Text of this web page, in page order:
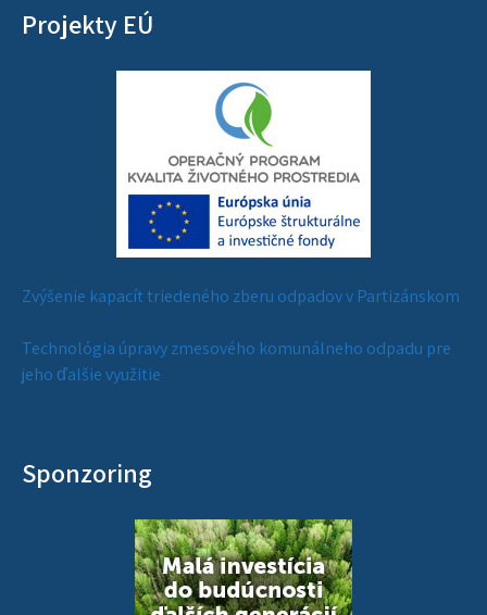
Projekty EÚ
Zvýšenie kapacít triedeného zberu odpadov v Partizánskom
Technológia úpravy zmesového komunálneho odpadu pre
jeho ďalšie využitie
Sponzoring